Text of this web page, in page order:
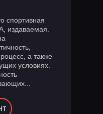
спортивная
издаваемая.
а также
условиях.